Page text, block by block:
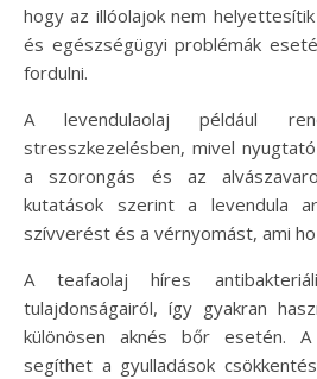
hogy az illóolajok nem
és egészségügyi problémák
fordulni.
A levendulaolaj például
stresszkezelésben, mivel
a szorongás és az
kutatások szerint a levendula
szívverést és a vérnyomást, ami
A teafaolaj híres
tulajdonságairól, így gyakran
különösen aknés bőr esetén. A
segíthet a gyulladások